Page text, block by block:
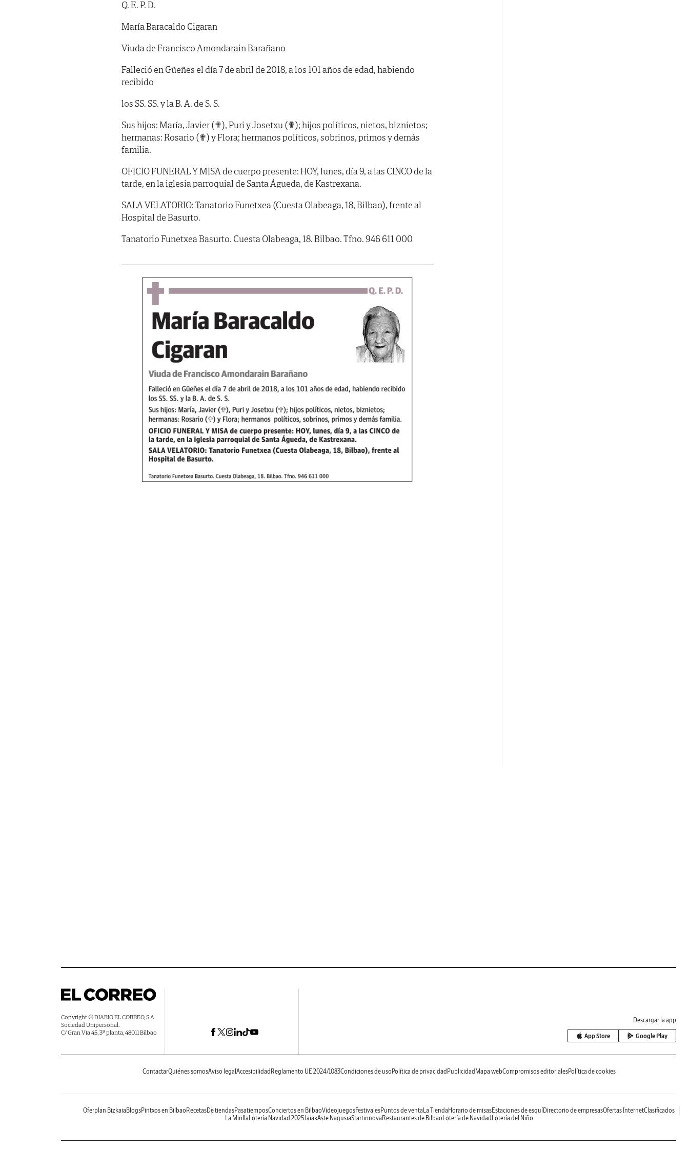
Q. E. P. D.
María Baracaldo Cigaran
Viuda de Francisco Amondarain Barañano
Falleció en Güeñes el día 7 de abril de 2018, a los 101 años de edad, habiendo
recibido
los SS. SS. y la B. A. de S. S.
Sus hijos: María, Javier (✟), Puri y Josetxu (✟); hijos políticos, nietos, biznietos;
hermanas: Rosario (✟) y Flora; hermanos políticos, sobrinos, primos y demás
familia.
OFICIO FUNERAL Y MISA de cuerpo presente: HOY, lunes, día 9, a las CINCO de la
tarde, en la iglesia parroquial de Santa Águeda, de Kastrexana.
SALA VELATORIO: Tanatorio Funetxea (Cuesta Olabeaga, 18, Bilbao), frente al
Hospital de Basurto.
Tanatorio Funetxea Basurto. Cuesta Olabeaga, 18. Bilbao. Tfno. 946 611 000
Copyright © DIARIO EL CORREO, S.A.
Sociedad Unipersonal.
C/ Gran Vía 45, 3ª planta, 48011 Bilbao
Descargar la app
App Store Google Play
ContactarQuiénes somosAviso legal Accesibilidad Reglamento UE 2024/1083Condiciones de uso Política de privacidad Publicidad Mapa webCompromisos editorialesPolítica de cookies
Oferplan Bizkaia BlogsPintxos en Bilbao RecetasDe tiendasPasatiemposConciertos en BilbaoVideojuegosFestivalesPuntos de venta La Tienda Horario de misasEstaciones de esquíDirectorio de empresasOfertas InternetClasificados
La Mirilla Lotería Navidad 2025JaiakAste NagusiaStartinnova Restaurantes de Bilbao Lotería de Navidad Lotería del Niño